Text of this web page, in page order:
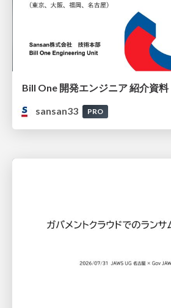
Bill One 開発エンジニア 紹介資料
sansan33
PRO